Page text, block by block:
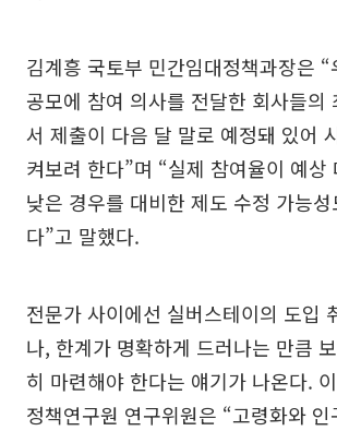
김계흥 국토부 민간임대정책과장은 “
공모에 참여 의사를 전달한 회사들의
서 제출이 다음 달 말로 예정돼 있어
켜보려 한다”며 “실제 참여율이 예상
낮은 경우를 대비한 제도 수정 가능
다”고 말했다.
전문가 사이에선 실버스테이의 도입
나, 한계가 명확하게 드러나는 만큼
히 마련해야 한다는 얘기가 나온다.
정책연구원 연구위원은 “고령화와